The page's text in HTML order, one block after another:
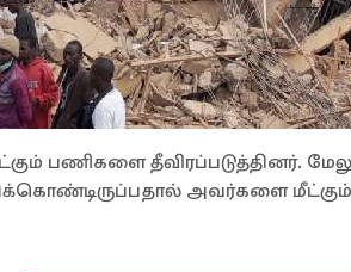
பணிகளை தீவிரப்படுத்தினர்.
அவர்களை